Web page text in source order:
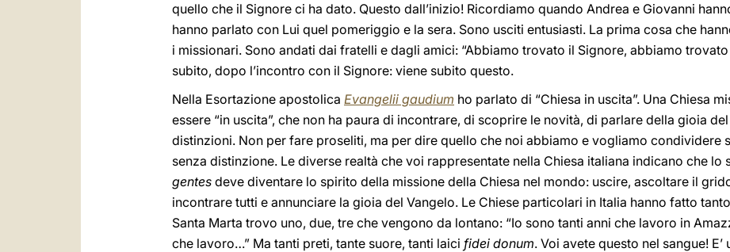
quello che il Signore ci ha dato. Questo dall’inizio! Ricordiamo quando Andrea e Giovanni
hanno parlato con Lui quel pomeriggio e la sera. Sono usciti entusiasti. La prima cosa che
i missionari. Sono andati dai fratelli e dagli amici: “Abbiamo trovato il Signore, abbiamo
subito, dopo l’incontro con il Signore: viene subito questo.
Nella Esortazione apostolica Evangelii gaudium ho parlato di “Chiesa in uscita”. Una Chiesa
essere “in uscita”, che non ha paura di incontrare, di scoprire le novità, di parlare della gioia
distinzioni. Non per fare proseliti, ma per dire quello che noi abbiamo e vogliamo condividere
senza distinzione. Le diverse realtà che voi rappresentate nella Chiesa italiana indicano che lo
gentes deve diventare lo spirito della missione della Chiesa nel mondo: uscire, ascoltare il
incontrare tutti e annunciare la gioia del Vangelo. Le Chiese particolari in Italia hanno fatto
Santa Marta trovo uno, due, tre che vengono da lontano: “Io sono tanti anni che lavoro in
che lavoro…” Ma tanti preti, tante suore, tanti laici fidei donum. Voi avete questo nel sangue!